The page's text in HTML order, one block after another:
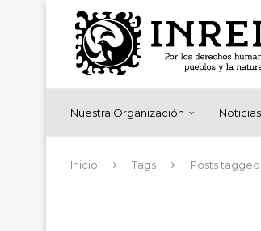
Nuestra Organización Noticias
Inicio Tags Posts